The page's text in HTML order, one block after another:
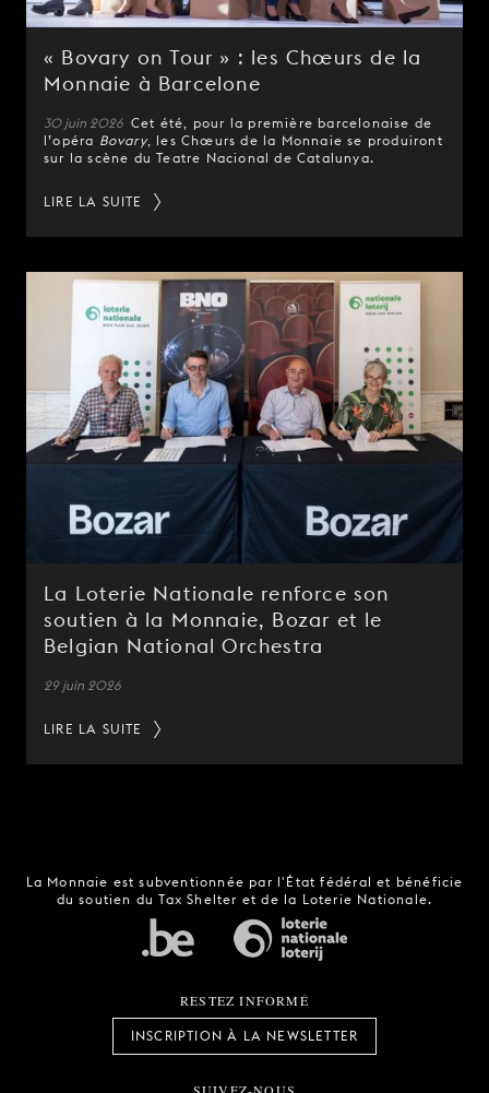
« Bovary on Tour » : les Chœurs de la
Monnaie à Barcelone
30 juin 2026 Cet été, pour la première barcelonaise de
l’opéra Bovary, les Chœurs de la Monnaie se produiront
sur la scène du Teatre Nacional de Catalunya.
LIRE LA SUITE
La Loterie Nationale renforce son
soutien à la Monnaie, Bozar et le
Belgian National Orchestra
29 juin 2026
LIRE LA SUITE
La Monnaie est subventionnée par l'État fédéral et bénéficie
du soutien du Tax Shelter et de la Loterie Nationale.
RESTEZ INFORMÉ
INSCRIPTION À LA NEWSLETTER